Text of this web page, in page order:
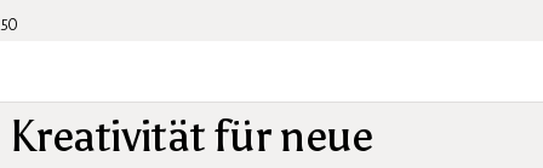
Kreativität für neue